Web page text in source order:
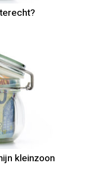
kleinzoon